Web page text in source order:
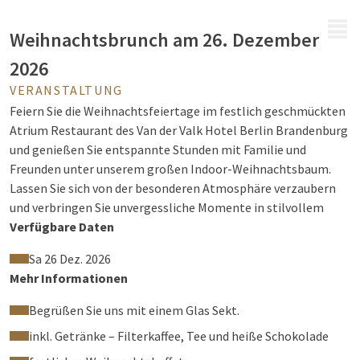
Weihnachtsbrunch am 26. Dezember
2026
VERANSTALTUNG
Feiern Sie die Weihnachtsfeiertage im festlich geschmückten
Atrium Restaurant des Van der Valk Hotel Berlin Brandenburg
und genießen Sie entspannte Stunden mit Familie und
Freunden unter unserem großen Indoor-Weihnachtsbaum.
Lassen Sie sich von der besonderen Atmosphäre verzaubern
und verbringen Sie unvergessliche Momente in stilvollem
Ambiente.
Was erwartet Sie?
Freuen Sie sich auf ein festliches Weihnachtsbuffet mit einer
abwechslungsreichen Auswahl an warmen und kalten Speisen
sowie weihnachtlichen Köstlichkeiten. Liebevoll zubereitete
Verfügbare Daten
Sa 26 Dez. 2026
Mehr Informationen
Begrüßen Sie uns mit einem Glas Sekt.
inkl. Getränke – Filterkaffee, Tee und heiße Schokolade